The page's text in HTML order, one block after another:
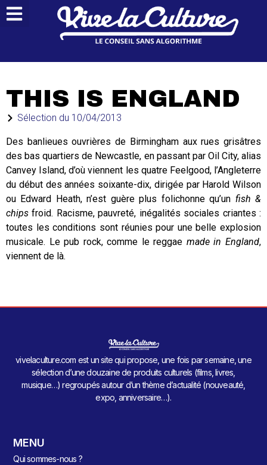
THIS IS ENGLAND
Sélection du 10/04/2013
Des banlieues ouvrières de Birmingham aux rues grisâtres
des bas quartiers de Newcastle, en passant par Oil City, alias
Canvey Island, d’où viennent les quatre Feelgood, l’Angleterre
du début des années soixante-dix, dirigée par Harold Wilson
ou Edward Heath, n’est guère plus folichonne qu’un fish &
chips froid. Racisme, pauvreté, inégalités sociales criantes :
toutes les conditions sont réunies pour une belle explosion
musicale. Le pub rock, comme le reggae made in England,
viennent de là.
vivelaculture.com est un site qui propose, une fois par semaine, une
sélection d’une douzaine de produits culturels (films, livres,
musique…) regroupés autour d’un thème d’actualité (nouveauté,
expo, anniversaire…).
MENU
Qui sommes-nous ?